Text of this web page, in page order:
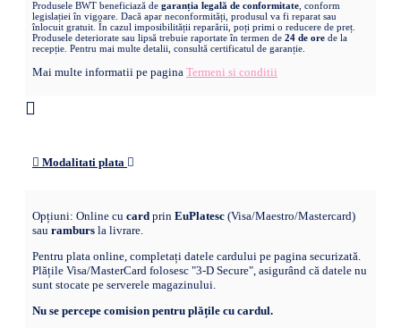
Produsele BWT beneficiază de garanția legală de conformitate , conform
legislației în vigoare. Dacă apar neconformități, produsul va fi reparat sau
înlocuit gratuit. În cazul imposibilității reparării, poți primi o reducere de preț.
Produsele deteriorate sau lipsă trebuie raportate în termen de 24 de ore de la
recepție. Pentru mai multe detalii, consultă certificatul de garanție.
Mai multe informatii pe pagina Termeni si conditii
Modalitati plata
Opțiuni: Online cu card prin EuPlatesc (Visa/Maestro/Mastercard)
sau ramburs la livrare.
Pentru plata online, completați datele cardului pe pagina securizată.
Plățile Visa/MasterCard folosesc "3-D Secure", asigurând că datele nu
sunt stocate pe serverele magazinului.
Nu se percepe comision pentru plățile cu cardul.